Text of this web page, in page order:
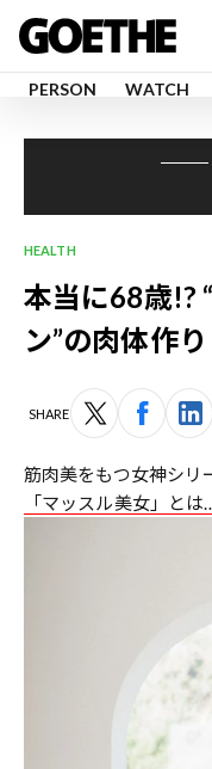
PERSON WATCH
HEALTH
本当に68歳!?
ン”の肉体作
SHARE
筋肉美をもつ女神シリ
「マッスル美女」と